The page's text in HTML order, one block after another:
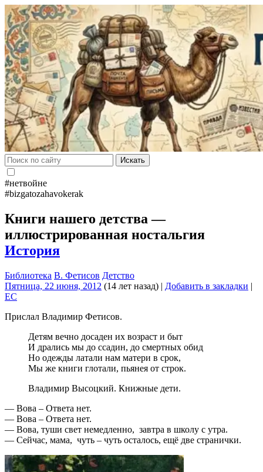
Искать
#нетвойне
#bizgatozahavokerak
Книги нашего детства —
иллюстрированная ностальгия
История
Библиотека В. Фетисов Детство
Пятница, 22 июня, 2012 (14 лет назад) | Добавить в закладки |
EC
Прислал Владимир Фетисов.
Детям вечно досаден их возраст и быт
И дрались мы до ссадин, до смертных обид
Но одежды латали нам матери в срок,
Мы же книги глотали, пьянея от строк.
Владимир Высоцкий. Книжные дети.
— Вова – Ответа нет.
— Вова – Ответа нет.
— Вова, туши свет немедленно, завтра в школу с утра.
— Сейчас, мама, чуть – чуть осталось, ещё две странички.